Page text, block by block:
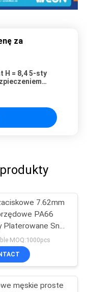
za
H = 8,4 5-sty
7.62mm
PA66
Platerowane SnG
UL94V-0 Brass
MOQ:1000pcs
męskie proste